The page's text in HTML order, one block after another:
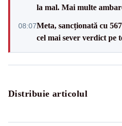
la mal. Mai multe
08:07Meta, sancționată cu
cel mai sever verdict pe
Distribuie articolul